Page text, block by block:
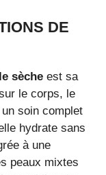
DE
sèche est sa
le corps, le
soin complet
hydrate sans
à une
peaux mixtes